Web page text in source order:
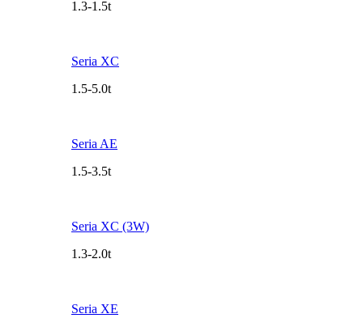
1.3-1.5t
Seria XC
1.5-5.0t
Seria AE
1.5-3.5t
Seria XC (3W)
1.3-2.0t
Seria XE